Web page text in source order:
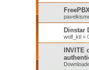
Dinstar
wolf_ktl»
INVITE